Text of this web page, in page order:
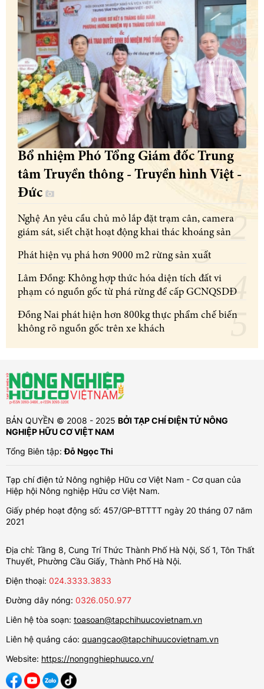
Bổ nhiệm Phó Tổng Giám đốc Trung
tâm Truyền thông - Truyền hình Việt -
Đức
Nghệ An yêu cầu chủ mỏ lắp đặt trạm cân, camera
giám sát, siết chặt hoạt động khai thác khoáng sản
Phát hiện vụ phá hơn 9000 m2 rừng sản xuất
Lâm Đồng: Không hợp thức hóa diện tích đất vi
phạm có nguồn gốc từ phá rừng để cấp GCNQSDĐ
Đồng Nai phát hiện hơn 800kg thực phẩm chế biến
không rõ nguồn gốc trên xe khách
BẢN QUYỀN © 2008 - 2025 BỞI TẠP CHÍ ĐIỆN TỬ NÔNG
NGHIỆP HỮU CƠ VIỆT NAM
Tổng Biên tập:Đỗ Ngọc Thi
Tạp chí điện tử Nông nghiệp Hữu cơ Việt Nam - Cơ quan của
Hiệp hội Nông nghiệp Hữu cơ Việt Nam.
Giấy phép hoạt động số: 457/GP-BTTTT ngày 20 tháng 07 năm
2021
Địa chỉ: Tầng 8, Cung Trí Thức Thành Phố Hà Nội, Số 1, Tôn Thất
Thuyết, Phường Cầu Giấy, Thành Phố Hà Nội.
Điện thoại: 024.3333.3833
Đường dây nóng: 0326.050.977
Liên hệ tòa soạn: toasoan@tapchihuucovietnam.vn
Liên hệ quảng cáo: quangcao@tapchihuucovietnam.vn
Website: https://nongnghiephuuco.vn/